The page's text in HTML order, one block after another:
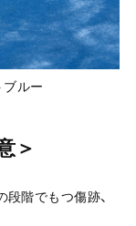
ルー
＞
段階でもつ傷跡、